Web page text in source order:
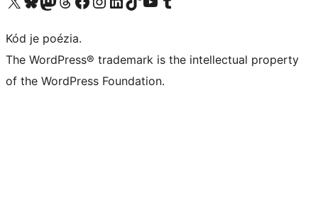
Kód je poézia.
The WordPress® trademark is the intellectual property
of the WordPress Foundation.